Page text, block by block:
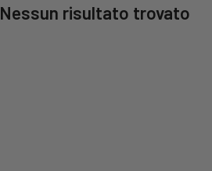
Nessun risultato trovato